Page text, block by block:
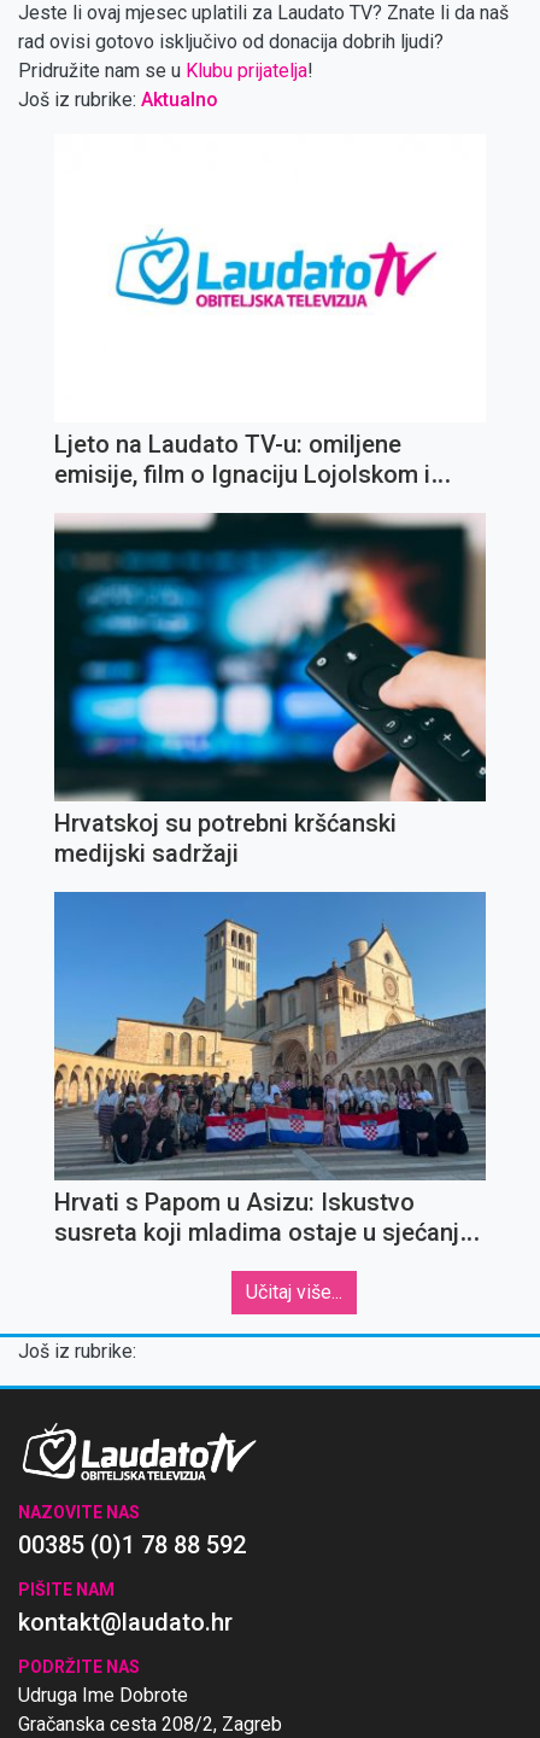
Jeste li ovaj mjesec uplatili za Laudato TV? Znate li da naš
rad ovisi gotovo isključivo od donacija dobrih ljudi?
Pridružite nam se u Klubu prijatelja!
Još iz rubrike: Aktualno
Ljeto na Laudato TV-u: omiljene
emisije, film o Ignaciju Lojolskom i
Hrvatskoj su potrebni kršćanski
medijski sadržaji
Hrvati s Papom u Asizu: Iskustvo
susreta koji mladima ostaje u sjećanju
Učitaj više...
Još iz rubrike:
NAZOVITE NAS
00385 (0)1 78 88 592
PIŠITE NAM
kontakt@laudato.hr
PODRŽITE NAS
Udruga Ime Dobrote
Gračanska cesta 208/2, Zagreb